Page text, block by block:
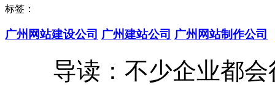
标签：
广州网站建设公司 广州建站公司 广州网站制作公司
导读：不少企业都会